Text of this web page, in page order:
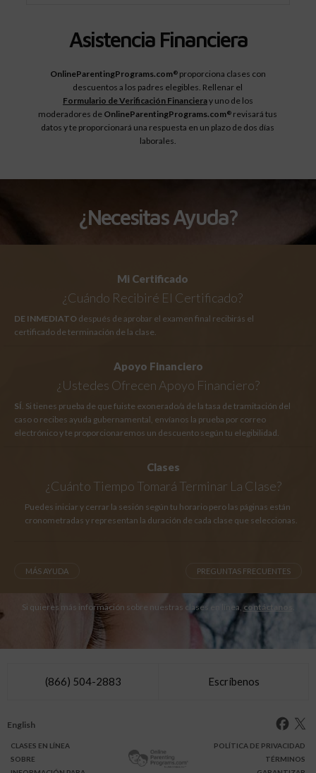
Asistencia Financiera
OnlineParentingPrograms.com®proporciona clases con
descuentos a los padres elegibles. Rellenar el
Formulario de Verificación Financieray uno de los
moderadores de OnlineParentingPrograms.com® revisará tus
datos y te proporcionará una respuesta en un plazo de dos días
laborales.
¿Necesitas Ayuda?
Mi Certificado
¿Cuándo Recibiré El Certificado?
DE INMEDIATO después de aprobar el examen final recibirás el
certificado de terminación de la clase.
Apoyo Financiero
¿Ustedes Ofrecen Apoyo Financiero?
SÍ. Si tienes prueba de que fuiste exonerado/a de la tasa de tramitación del
caso o recibes ayuda gubernamental, envíanos la prueba por correo
electrónico y te proporcionaremos un descuento según tu elegibilidad.
Clases
¿Cuánto Tiempo Tomará Terminar La Clase?
Puedes iniciar y cerrar la sesión según tu horario pero las páginas están
cronometradas y representan la duración de cada clase que seleccionas.
MÁS AYUDA PREGUNTAS FRECUENTES
Si quieres más información sobre nuestras clases en línea, contáctanos
(866) 504-2883 Escríbenos
English
CLASES EN LÍNEA
SOBRE
POLÍTICA DE PRIVACIDAD
TÉRMINOS